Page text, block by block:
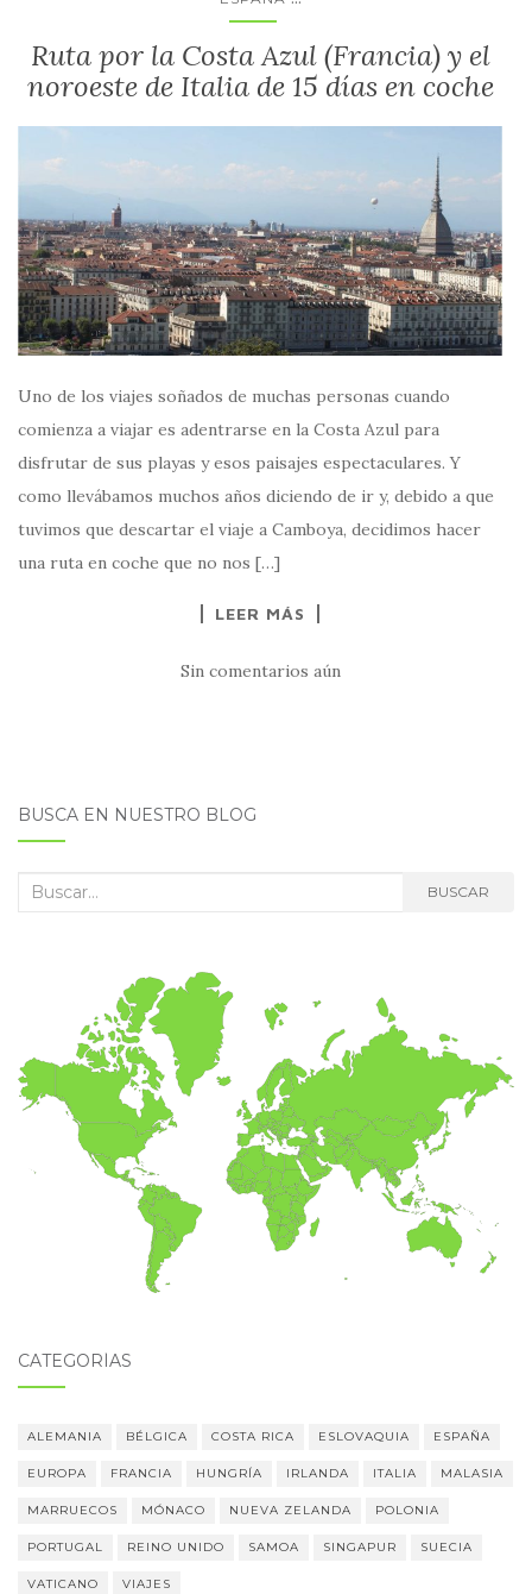
Ruta por la Costa Azul (Francia) y el
noroeste de Italia de 15 días en coche
Uno de los viajes soñados de muchas personas cuando
comienza a viajar es adentrarse en la Costa Azul para
disfrutar de sus playas y esos paisajes espectaculares. Y
como llevábamos muchos años diciendo de ir y, debido a que
tuvimos que descartar el viaje a Camboya, decidimos hacer
una ruta en coche que no nos […]
LEER MÁS
Sin comentarios aún
BUSCA EN NUESTRO BLOG
Buscar: BUSCAR
CATEGORÍAS
ALEMANIA BÉLGICA COSTA RICA ESLOVAQUIA ESPAÑA
EUROPA FRANCIA HUNGRÍA IRLANDA ITALIA MALASIA
MARRUECOS MÓNACO NUEVA ZELANDA POLONIA
PORTUGAL REINO UNIDO SAMOA SINGAPUR SUECIA
VATICANO VIAJES